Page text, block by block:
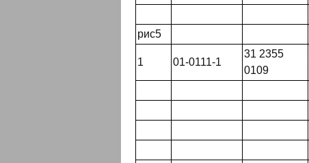
рис5
1 01-0111-1
31 2355
0109